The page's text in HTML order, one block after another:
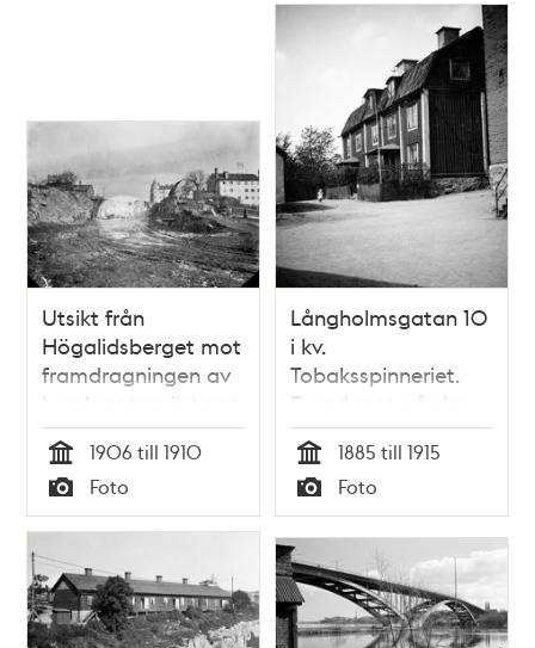
Utsikt från
Högalidsberget mot
framdragningen av
Lundagatan österut
genom
Skinnarviksberget.
T.h. kv. Sparren. I
fonden Lundagatan
kv. Bjälken. T.v. kv.
Kaninen Mindre, nu
Gnejsen
Tid
1906 till 1910
Typ
Foto
Långholmsgatan 10
i kv.
Tobaksspinneriet.
Fasad mot gården
där ett barn går.
Nuvarande
Långholmsgatan 12
och Högalidsgatan
23
Tid
1885 till 1915
Typ
Foto